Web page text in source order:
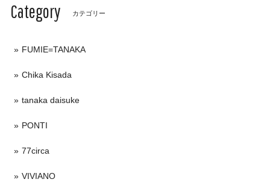
Category カテゴリー
FUMIE=TANAKA
Chika Kisada
tanaka daisuke
PONTI
77circa
VIVIANO